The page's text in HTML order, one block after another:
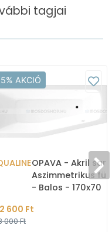
tagjai
-
AKCIÓ
OPAVA - Akril
Aszimmetrikus
- Balos - 170x70
600 Ft
000 Ft